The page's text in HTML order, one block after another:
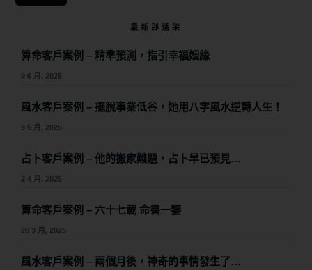
最新部落架
算命客戶案例 – 精準預測，指引幸福姻緣
9 6 月, 2025
風水客戶案例 – 擺脫事業低谷，她用八字風水逆轉人生！
9 5 月, 2025
占卜客戶案例 – 他的搬家難題，占卜早已預見…
2 4 月, 2025
算命客戶案例 – 六十七載 命書一鑒
26 3 月, 2025
風水客戶案例 – 兩個月後，神奇的事情發生了…